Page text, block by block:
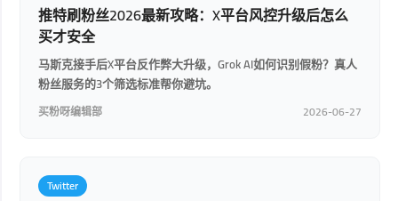
推特刷粉丝2026最新攻略：X平台风控升级后怎么
买才安全
马斯克接手后X平台反作弊大升级，Grok AI如何识别假粉？真人
粉丝服务的3个筛选标准帮你避坑。
买粉呀编辑部 2026-06-27
Twitter